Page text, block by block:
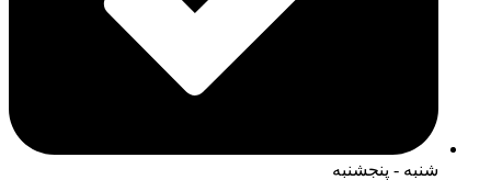
شنبه - پنجشنبه